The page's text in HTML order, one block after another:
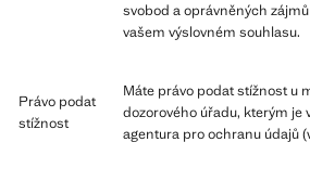
svobod a oprávněných
vašem výslovném souhlasu.
Právo podat
stížnost
Máte právo podat stížnost u
dozorového úřadu, kterým
agentura pro ochranu údajů